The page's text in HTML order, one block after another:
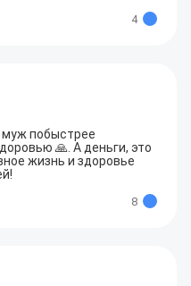
4
побыстрее
🙏. А деньги, это
жизнь и здоровье
8